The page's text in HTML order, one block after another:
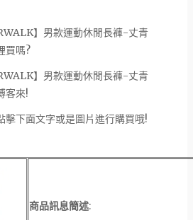
】男款運動休閒長褲-丈青
買嗎?
】男款運動休閒長褲-丈青
客來!
擊下面文字或是圖片進行購買哦!
商品訊息簡述: